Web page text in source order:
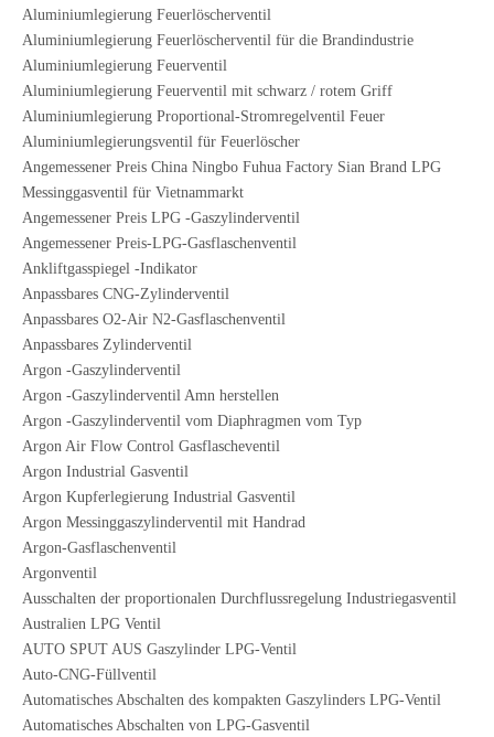
Aluminiumlegierung Feuerlöscherventil
Aluminiumlegierung Feuerlöscherventil für die Brandindustrie
Aluminiumlegierung Feuerventil
Aluminiumlegierung Feuerventil mit schwarz / rotem Griff
Aluminiumlegierung Proportional-Stromregelventil Feuer
Aluminiumlegierungsventil für Feuerlöscher
Angemessener Preis China Ningbo Fuhua Factory Sian Brand LPG
Messinggasventil für Vietnammarkt
Angemessener Preis LPG -Gaszylinderventil
Angemessener Preis-LPG-Gasflaschenventil
Ankliftgasspiegel -Indikator
Anpassbares CNG-Zylinderventil
Anpassbares O2-Air N2-Gasflaschenventil
Anpassbares Zylinderventil
Argon -Gaszylinderventil
Argon -Gaszylinderventil Amn herstellen
Argon -Gaszylinderventil vom Diaphragmen vom Typ
Argon Air Flow Control Gasflascheventil
Argon Industrial Gasventil
Argon Kupferlegierung Industrial Gasventil
Argon Messinggaszylinderventil mit Handrad
Argon-Gasflaschenventil
Argonventil
Ausschalten der proportionalen Durchflussregelung Industriegasventil
Australien LPG Ventil
AUTO SPUT AUS Gaszylinder LPG-Ventil
Auto-CNG-Füllventil
Automatisches Abschalten des kompakten Gaszylinders LPG-Ventil
Automatisches Abschalten von LPG-Gasventil